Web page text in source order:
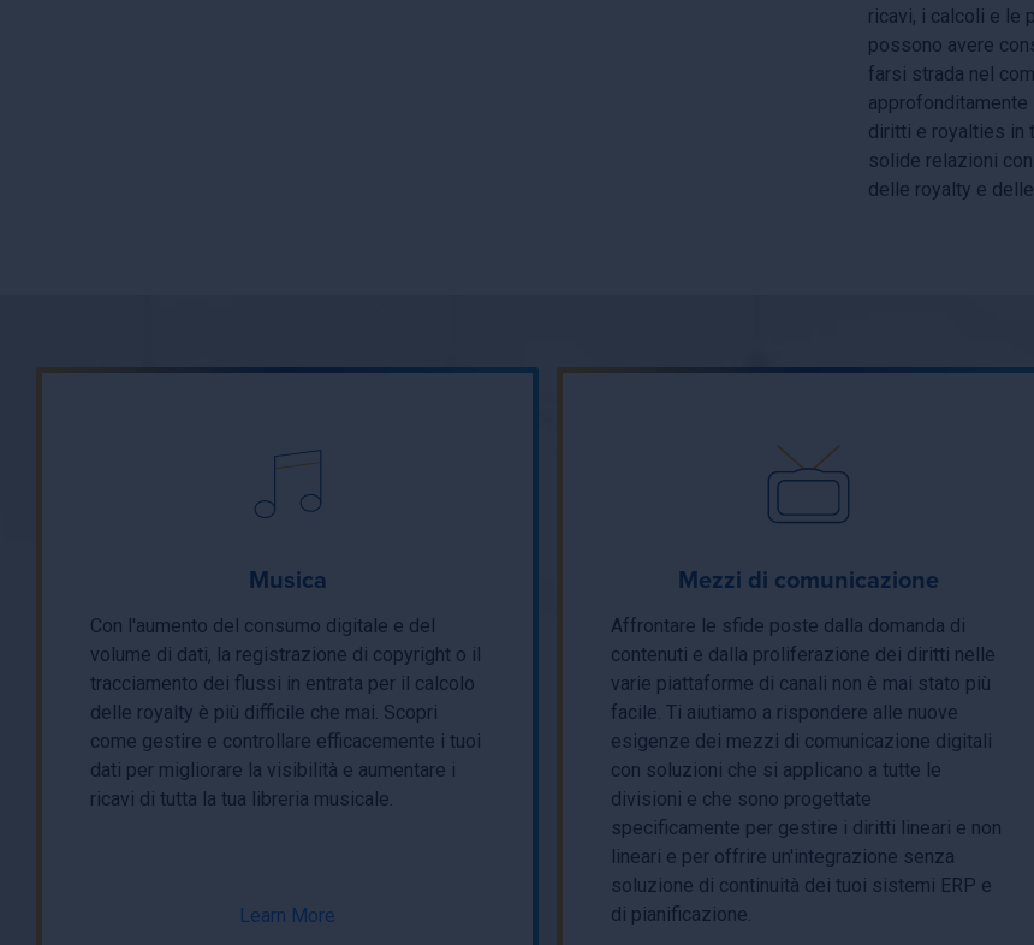
ricavi, i calcoli e le
possono avere
farsi strada nel
diritti e royalties in
solide relazioni
delle royalty e
Musica
Con l'aumento del consumo digitale e del
volume di dati, la registrazione di copyright o il
tracciamento dei flussi in entrata per il calcolo
delle royalty è più difficile che mai. Scopri
come gestire e controllare efficacemente i tuoi
dati per migliorare la visibilità e aumentare i
ricavi di tutta la tua libreria musicale.
Learn More
Mezzi di comunicazione
Affrontare le sfide poste dalla domanda di
contenuti e dalla proliferazione dei diritti nelle
varie piattaforme di canali non è mai stato più
facile. Ti aiutiamo a rispondere alle nuove
esigenze dei mezzi di comunicazione digitali
con soluzioni che si applicano a tutte le
divisioni e che sono progettate
specificamente per gestire i diritti lineari e non
lineari e per offrire un'integrazione senza
soluzione di continuità dei tuoi sistemi ERP e
di pianificazione.